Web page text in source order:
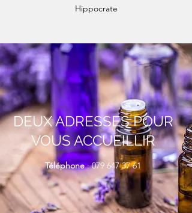
Hippocrate
DEUX ADRESSES POUR
VOUS ACCUEILLIR
Téléphone:079 647 37 61